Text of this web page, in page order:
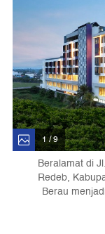
1 / 9
Beralamat di
Redeb,
Berau